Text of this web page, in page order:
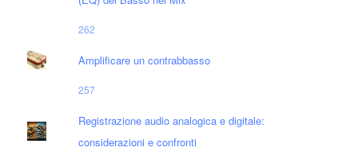
262
Amplificare un contrabbasso
257
Registrazione audio analogica e digitale:
considerazioni e confronti